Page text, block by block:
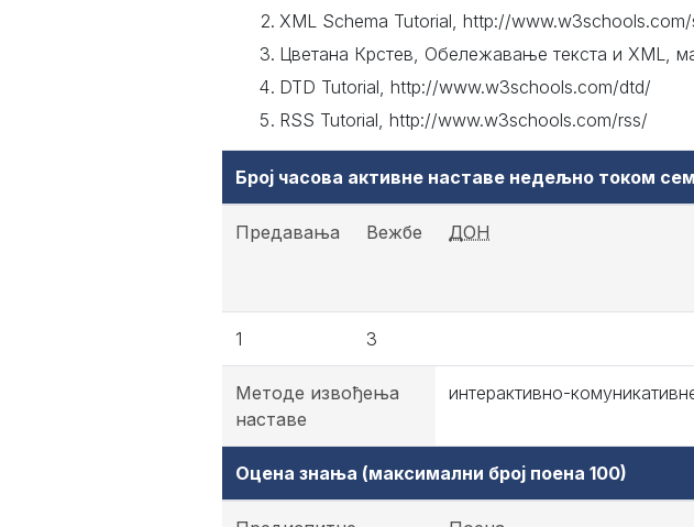
XML Schema Tutorial, http://
Цветана Крстев, Обележавање текста и XML,
DTD Tutorial, http://www.w3schools.com/dtd/
RSS Tutorial, http://www.w3schools.com/rss/
Број часова активне наставе недељно током
Предавања Вежбе ДОН
1 3
Методе извођења
наставе
интерактивно-
Оцена знања (максимални број поена 100)